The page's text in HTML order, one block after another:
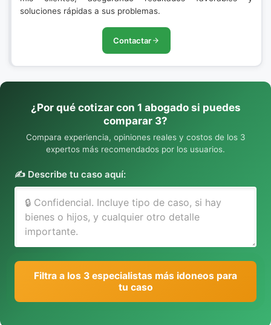
soluciones rápidas a sus problemas.
Contactar
¿Por qué cotizar con 1 abogado si puedes
comparar 3?
Compara experiencia, opiniones reales y costos de los 3
expertos más recomendados por los usuarios.
✍️ Describe tu caso aquí:
Filtra a los 3 especialistas más idoneos para
tu caso